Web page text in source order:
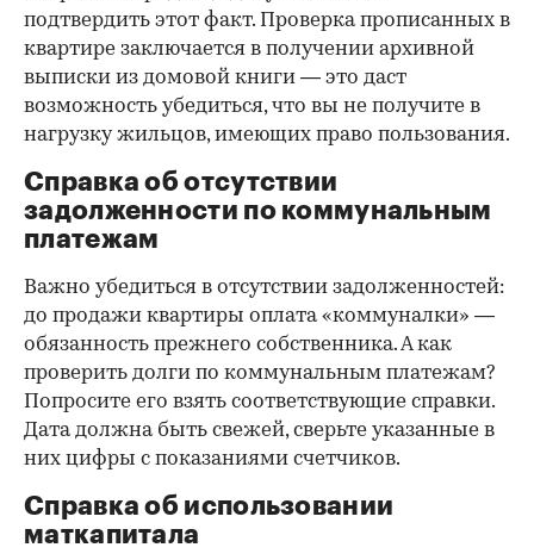
подтвердить этот факт. Проверка прописанных в
квартире заключается в получении архивной
выписки из домовой книги — это даст
возможность убедиться, что вы не получите в
нагрузку жильцов, имеющих право пользования.
Справка об отсутствии
задолженности по коммунальным
платежам
Важно убедиться в отсутствии задолженностей:
до продажи квартиры оплата «коммуналки» —
обязанность прежнего собственника. А как
проверить долги по коммунальным платежам?
Попросите его взять соответствующие справки.
Дата должна быть свежей, сверьте указанные в
них цифры с показаниями счетчиков.
Справка об использовании
маткапитала